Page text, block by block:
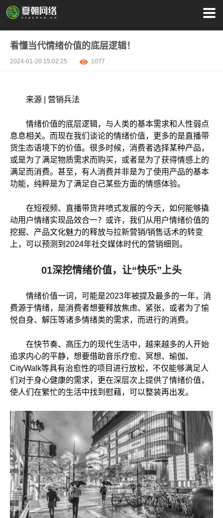
看懂当代情绪价值的底层逻辑！
2024-01-20 15:02:25 1077
来源 | 营销兵法
情绪价值的底层逻辑，与人类的基本需求和人性弱点
息息相关。而现在我们谈论的情绪价值，更多的是直播带
货生态语境下的价值。很多时候，消费者选择某种产品，
或是为了满足物质需求而购买，或者是为了获得情感上的
满足而消费。甚至，有人消费并非是为了使用产品的基本
功能，纯粹是为了满足自己某些方面的情感体验。
在短视频、直播带货井喷式发展的今天，如何能够撬
动用户情绪实现品效合一？或许，我们从用户情绪价值的
挖掘、产品文化魅力的释放与拉新营销/销售话术的转变
上，可以预测到2024年社交媒体时代的营销细则。
01深挖情绪价值，让“快乐”上头
情绪价值一词，可能是2023年被提及最多的一年，消
费源于情绪，是消费者想要释放焦虑、紧张，或者为了愉
悦自身、解压等诸多情绪类的需求，而进行的消费。
在快节奏、高压力的现代生活中，越来越多的人开始
追求内心的平静，想要借助音乐疗愈、冥想、瑜伽、
CityWalk等具有治愈性的项目进行放松，不仅能够满足人
们对于身心健康的需求，更在深层次上提供了情绪价值，
使人们在繁忙的生活中找到慰藉，可以整装再出发。